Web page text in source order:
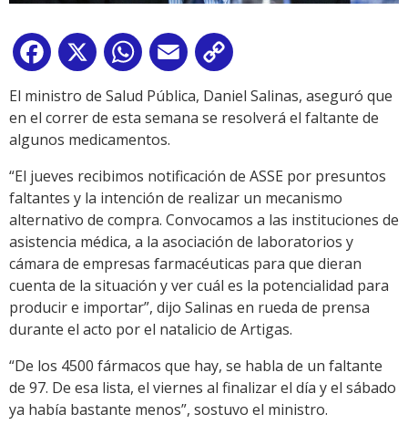
Facebook
X WhatsApp
Email
Link
El ministro de Salud Pública, Daniel Salinas, aseguró que
en el correr de esta semana se resolverá el faltante de
algunos medicamentos.
“El jueves recibimos notificación de ASSE por presuntos
faltantes y la intención de realizar un mecanismo
alternativo de compra. Convocamos a las instituciones de
asistencia médica, a la asociación de laboratorios y
cámara de empresas farmacéuticas para que dieran
cuenta de la situación y ver cuál es la potencialidad para
producir e importar”, dijo Salinas en rueda de prensa
durante el acto por el natalicio de Artigas.
“De los 4500 fármacos que hay, se habla de un faltante
de 97. De esa lista, el viernes al finalizar el día y el sábado
ya había bastante menos”, sostuvo el ministro.